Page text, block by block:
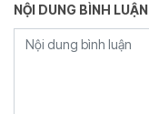
NỘI DUNG BÌNH LUẬN